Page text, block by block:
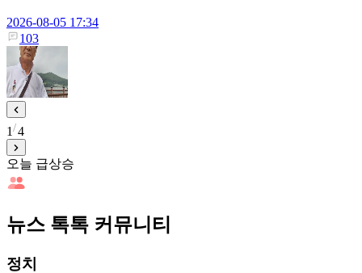
2026-08-05 17:34
103
1 4
오늘 급상승
뉴스 톡톡 커뮤니티
정치